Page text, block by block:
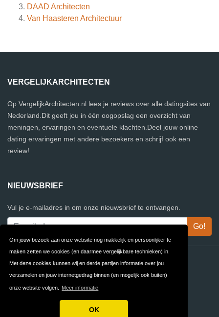
Om jouw bezoek aan onze website nog makkelijk en persoonlijker te
maken zetten we cookies (en daarmee vergelijkbare technieken) in.
Met deze cookies kunnen wij en derde partijen informatie over jou
verzamelen en jouw internetgedrag binnen (en mogelijk ook buiten)
onze website volgen. Meer informatie
OK
DAAD Architecten
Van Haasteren Architectuur
VERGELIJKARCHITECTEN
Op VergelijkArchitecten.nl lees je reviews over alle datingsites van
Nederland.Dit geeft jou in één oogopslag een overzicht van
meningen, ervaringen en eventuele klachten.Deel jouw online
dating ervaringen met andere bezoekers en schrijf ook een
review!
NIEUWSBRIEF
Vul je e-mailadres in om onze nieuwsbrief te ontvangen.
Contact Privacy
Algemene FAQ
Copyright © 2026 VergelijkArchitecten